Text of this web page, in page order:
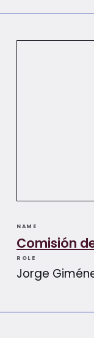
NAME
Comisión
ROLE
Jorge